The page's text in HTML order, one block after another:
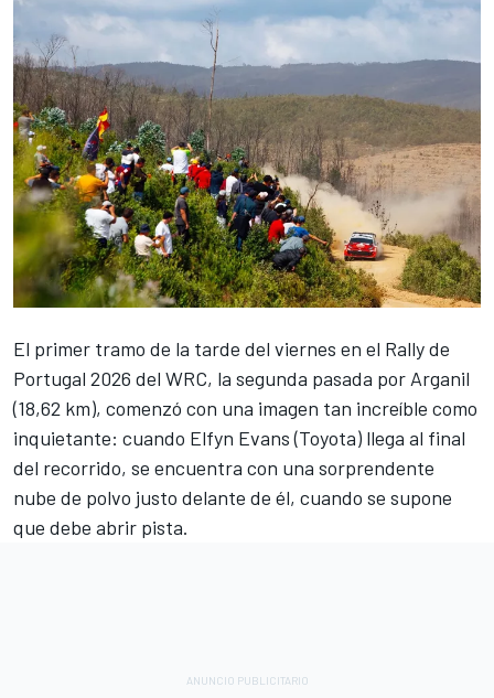
El primer tramo de la tarde del viernes en el Rally de
Portugal 2026 del WRC, la segunda pasada por Arganil
(18,62 km), comenzó con una imagen tan increíble como
inquietante: cuando Elfyn Evans(Toyota) llega al final
del recorrido, se encuentra con una sorprendente
nube de polvo justo delante de él, cuando se supone
que debe abrir pista.